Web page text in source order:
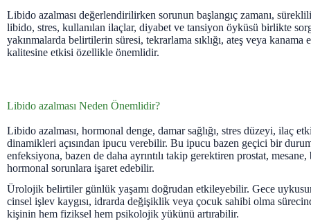
Libido azalması değerlendirilirken sorunun başlangıç zamanı,
libido, stres, kullanılan ilaçlar, diyabet ve tansiyon öyküsü birlikte
yakınmalarda belirtilerin süresi, tekrarlama sıklığı, ateş veya kanama
kalitesine etkisi özellikle önemlidir.
Libido azalması Neden Önemlidir?
Libido azalması, hormonal denge, damar sağlığı, stres düzeyi, ilaç
dinamikleri açısından ipucu verebilir. Bu ipucu bazen geçici bir
enfeksiyona, bazen de daha ayrıntılı takip gerektiren prostat,
hormonal sorunlara işaret edebilir.
Ürolojik belirtiler günlük yaşamı doğrudan etkileyebilir. Gece
cinsel işlev kaygısı, idrarda değişiklik veya çocuk sahibi olma
kişinin hem fiziksel hem psikolojik yükünü artırabilir.